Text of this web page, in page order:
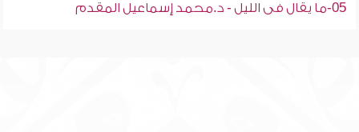
05-ما يقال فى الليل - د.محمد إسماعيل المقدم